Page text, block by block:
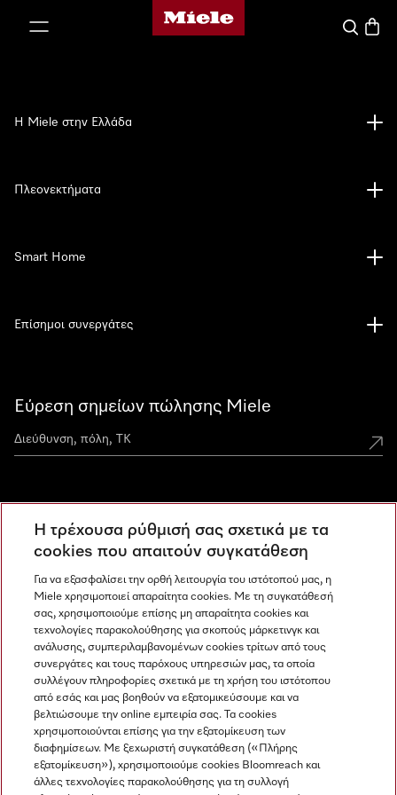
Αρχική σελίδα της Miele
Εύρεση σημείων πώλησης Miele
Ανακαλύψτε τα Miele Experience Center
Newsletter
Η Miele στην Ελλάδα
Πλεονεκτήματα
Smart Home
Επίσημοι συνεργάτες
Miele στο Instagram
Miele στο Facebook
Miele στο Youtube
Η τρέχουσα ρύθμισή σας σχετικά με τα
cookies που απαιτούν συγκατάθεση
Για να εξασφαλίσει την ορθή λειτουργία του ιστότοπού μας, η
Miele χρησιμοποιεί απαραίτητα cookies. Με τη συγκατάθεσή
σας, χρησιμοποιούμε επίσης μη απαραίτητα cookies και
τεχνολογίες παρακολούθησης για σκοπούς μάρκετινγκ και
ανάλυσης, συμπεριλαμβανομένων cookies τρίτων από τους
συνεργάτες και τους παρόχους υπηρεσιών μας, τα οποία
συλλέγουν πληροφορίες σχετικά με τη χρήση του ιστότοπου
από εσάς και μας βοηθούν να εξατομικεύσουμε και να
βελτιώσουμε την online εμπειρία σας. Τα cookies
χρησιμοποιούνται επίσης για την εξατομίκευση των
διαφημίσεων. Με ξεχωριστή συγκατάθεση («Πλήρης
εξατομίκευση»), χρησιμοποιούμε cookies Bloomreach και
άλλες τεχνολογίες παρακολούθησης για τη συλλογή